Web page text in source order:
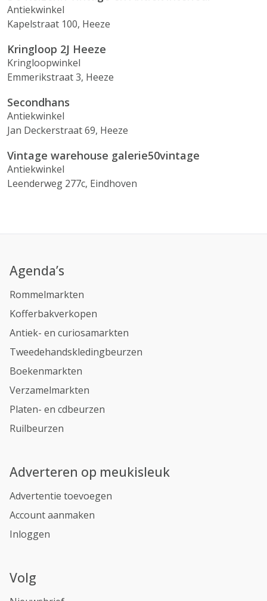
Antiekwinkel
Kapelstraat 100, Heeze
Kringloop 2J Heeze
Kringloopwinkel
Emmerikstraat 3, Heeze
Secondhans
Antiekwinkel
Jan Deckerstraat 69, Heeze
Vintage warehouse galerie50vintage
Antiekwinkel
Leenderweg 277c, Eindhoven
Agenda’s
Rommelmarkten
Kofferbakverkopen
Antiek- en curiosamarkten
Tweedehandskledingbeurzen
Boekenmarkten
Verzamelmarkten
Platen- en cdbeurzen
Ruilbeurzen
Adverteren op meukisleuk
Advertentie toevoegen
Account aanmaken
Inloggen
Volg